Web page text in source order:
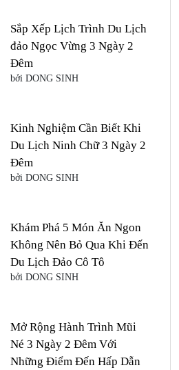
Sắp Xếp Lịch Trình Du Lịch
đảo Ngọc Vừng 3 Ngày 2
Đêm
bởi DONG SINH
Kinh Nghiệm Cần Biết Khi
Du Lịch Ninh Chữ 3 Ngày 2
Đêm
bởi DONG SINH
Khám Phá 5 Món Ăn Ngon
Không Nên Bỏ Qua Khi Đến
Du Lịch Đảo Cô Tô
bởi DONG SINH
Mở Rộng Hành Trình Mũi
Né 3 Ngày 2 Đêm Với
Những Điểm Đến Hấp Dẫn